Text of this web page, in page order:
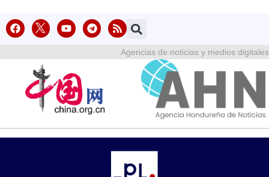
Agencias de noticias y medios digitales